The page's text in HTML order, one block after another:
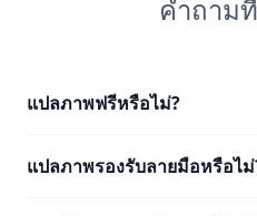
คำถาม
แปลภาพฟรีหรือไม่?
แปลภาพรองรับลายมือหรือไ